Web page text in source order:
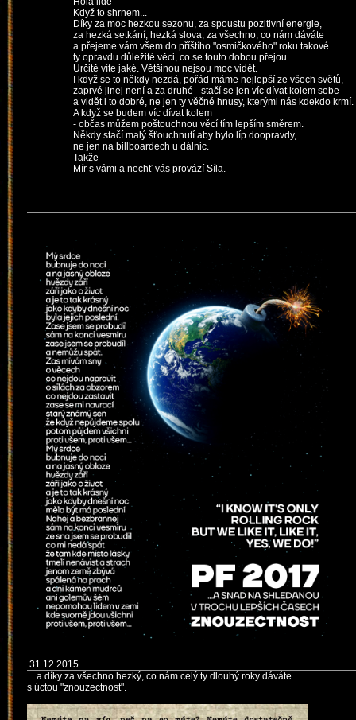
Když to shrnem...
Díky za moc hezkou sezonu, za spoustu pozitivní energie,
za hezká setkání, hezká slova, za všechno, co nám dáváte
a přejeme vám všem do příštího "osmičkového" roku takové
ty opravdu důležité věci, co se touto dobou přejou.
Určitě víte jaké. Většinou nejsou moc vidět.
I když se to někdy nezdá, pořád máme nejlepší ze všech světů,
zaprvé jinej není a za druhé - stačí se jen víc dívat kolem sebe
a vidět i to dobré, ne jen ty věčné hnusy, kterými nás kdekdo krmí.
A když se budem víc dívat kolem
- občas můžem poštouchnou věcí tím lepším směrem.
Někdy stačí malý šťouchnutí aby bylo líp doopravdy,
ne jen na billboardech u dálnic.
Takže -
Mír s vámi a nechť vás provází Síla.
31.12.2015
... a díky za všechno hezký, co nám celý ty dlouhý roky dáváte...
s úctou "znouzectnost".